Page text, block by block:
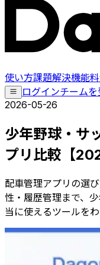
使い方課題解決機能
ログインチーム
2026-05-26
少年野球・サ
プリ比較【
配車管理アプリの選
性・履歴管理まで、
当に使えるツールをわ